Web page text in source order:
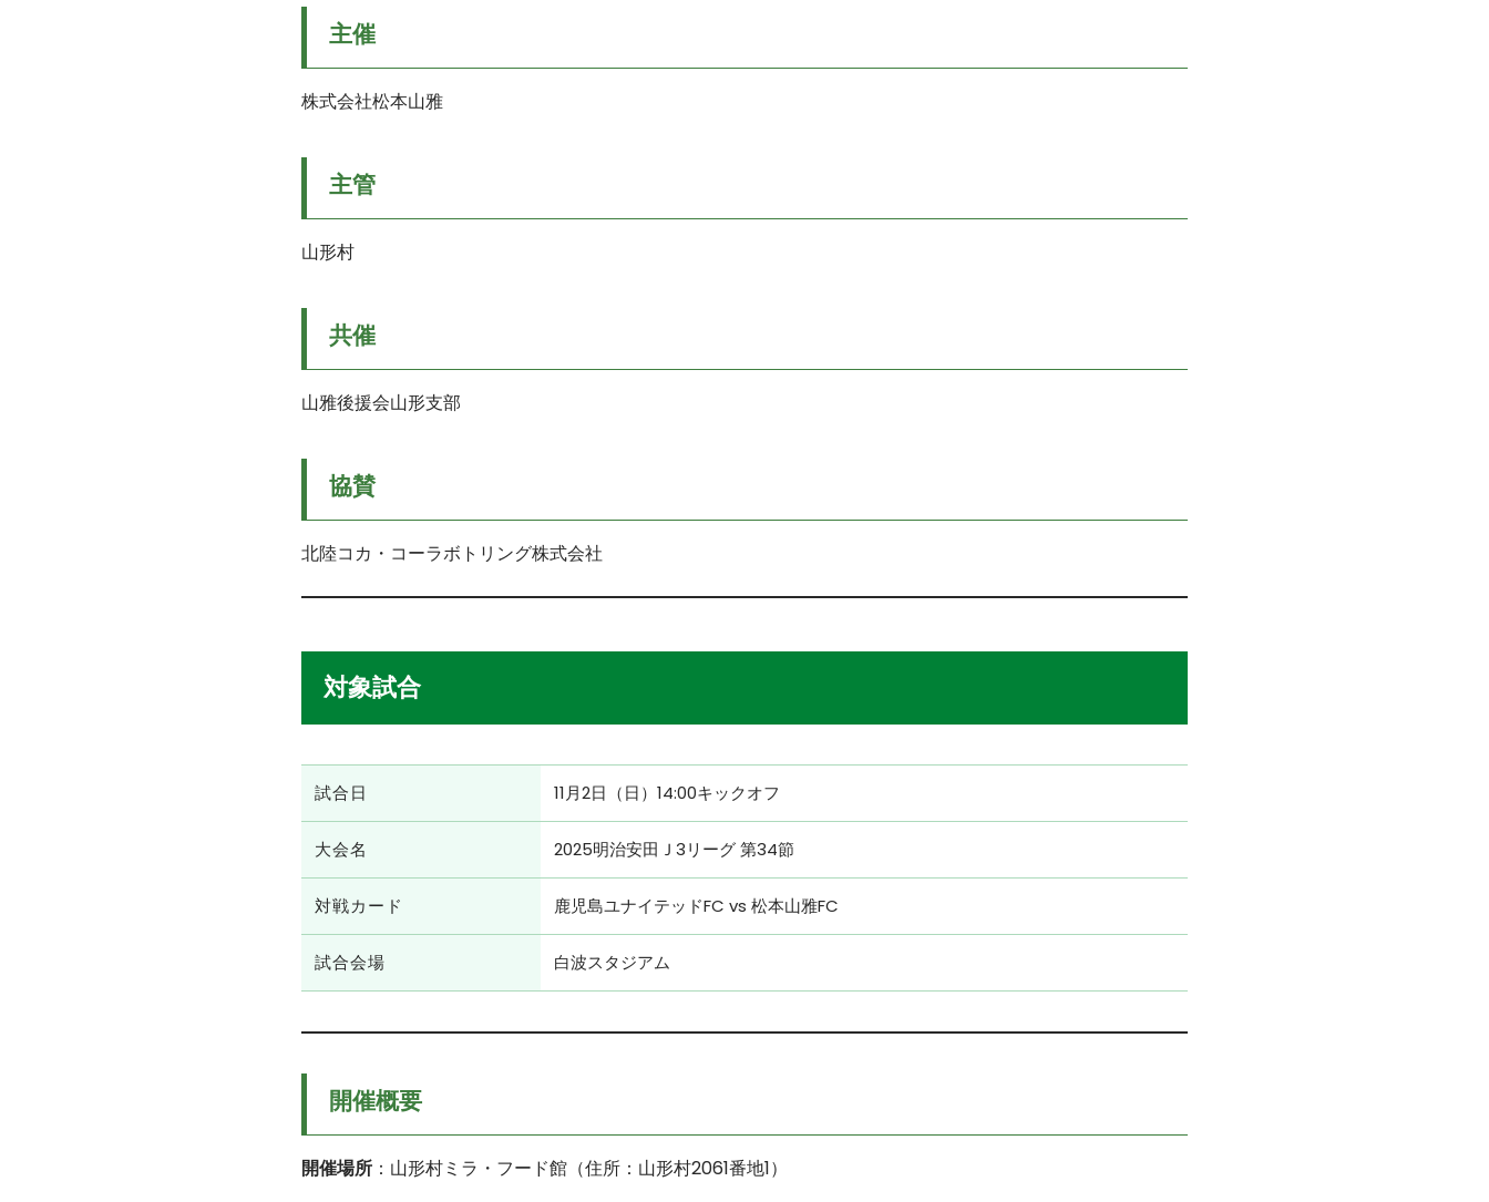
主催
株式会社松本山雅
主管
山形村
共催
山雅後援会山形支部
協賛
北陸コカ・コーラボトリング株式会社
対象試合
試合日 11月2日（日）14:00キックオフ
大会名 2025明治安田Ｊ3リーグ 第34節
対戦カード 鹿児島ユナイテッドFC vs 松本山雅FC
試合会場 白波スタジアム
開催概要
開催場所 ：山形村ミラ・フード館（住所：山形村2061番地1）